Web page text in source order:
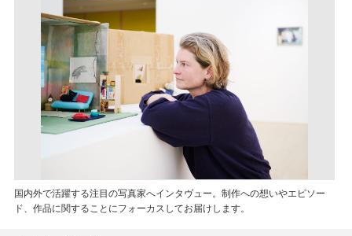
国内外で活躍する注目の写真家へインタヴュー。制作への想いやエピソー
ド、作品に関することにフォーカスしてお届けします。